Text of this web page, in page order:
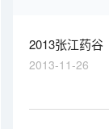
2013张江药谷
2013-11-26